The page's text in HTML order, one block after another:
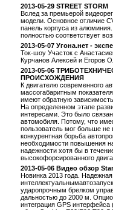
2013-05-29 STREET STORM
Вслед за премьерой
модели. Основное отличие
панель корпуса из
полностью соответствует
2013-05-07 Угона.нет -
Ток-шоу Участок с
Курчанов Алексей и Егоров
2013-05-06
ПРОИСХОЖДЕНИЯ
К двигателю современного
массогабаритным
имеют обратную
На определенном этапе
интересами. Это было
автомобиля. Потому, что
пользователь мог больше не
конкурентная борьба
необходимости повышения
надежности хотя бы в
высокофорсированного
2013-05-06 Видео обзор
Новинка 2013 года.
ударопрочным брелком
дальностью до 2000 м.
интеграция GPS